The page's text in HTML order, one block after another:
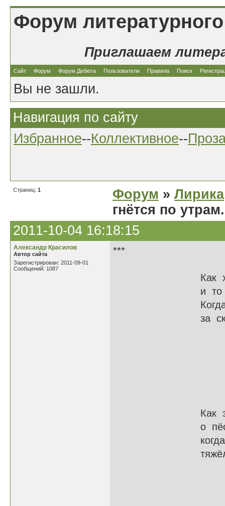
Форум
Приглашаем
Сайт Форум Форум Дебюта Пользователи Правила Поиск
Вы не зашли.
Навигация по сайту
Избранное--Коллективное--
Страниц: 1 Форум » Лирика
гнётся по
2011-10-04 16:18:15
Александр Красилов
Автор сайта
Зарегистрирован: 2011-09-01
Сообщений: 1087
***
Как хорошо,
и то стоит,
Когда здоров
за скудной
Как
о пёстром
когда тебе
тяжёлым